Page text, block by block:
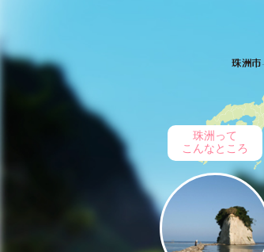
珠洲って
こんなところ